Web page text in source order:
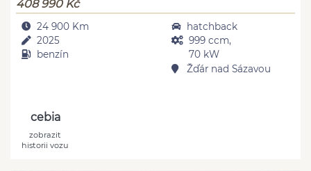
408 990 Kč
24 900 Km
2025
benzín
hatchback
999 ccm,
70 kW
Žďár nad Sázavou
cebia
zobrazit
historii vozu